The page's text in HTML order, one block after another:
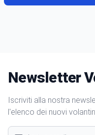
Newsletter
Iscriviti alla nostra
l'elenco dei nuovi